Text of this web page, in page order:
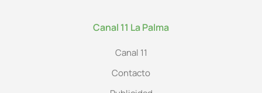
Canal 11 La Palma
Canal 11
Contacto